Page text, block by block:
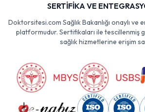
SERTİFİKA VE
Doktorsitesi.com Sağlık Bakanlığı onaylı ve
platformudur. Sertifikaları ile tescillenmiş
sağlık hizmetlerine erişim